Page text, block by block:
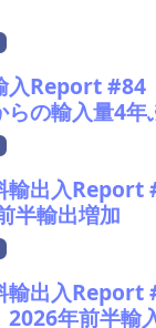
入Report
の輸入量4年
輸出入Report
輸出増加
輸出入Report
年前半輸